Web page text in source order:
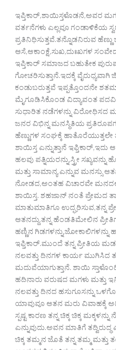
ಇಪ್ತಿಕಾರ್,ಶಾಯಿಸ್ತಳೊಡನೆ,ಅವರ
ವರ್ತನೆಗಳು ಎಲ್ಲವೂ ಗಂಡಾಳಿಕೆಯ
ಪ್ರತಿನಿಧಿಸುತ್ತವೆ.ತನ್ನೊಡನಿರುವ
ಆಸೆ,ಆಕಾಂಕ್ಷೆ,ಸುಖ,ದುಃಖಗಳ
ಇಪ್ತಿಕಾರ್ ಸಮಾಜದ ಬಹುತೇಕ
ಗೋಚರಿಸುತ್ತಾನೆ.ಇದಕ್ಕೆ
ಕಂಡುಬರುತ್ತವೆ ಇಪ್ಪತ್ತೊಂದನೇ
ಮೈಗೂಡಿಸಿಕೊಂಡ ವಿದ್ಯಾವಂತ
ಸುಧಾರಿತ ನಡೆಗಳನ್ನು ವಿರೋಧಿಸದ
ಜನರ ವಿಭಿನ್ನ ಮನಸ್ಥಿತಿಯ
ಹೆಣ್ಣುಗಳ ಸಂಘಕ್ಕೆ
ಶಾಯಿಸ್ತ ಎನ್ನುತ್ತಾನೆ
ಹಲವು ಪತ್ನಿಯರನ್ನು,ಸ್ತ್ರೀ
ಮತ್ತು ಸಾಮಾನ್ಯ ಎನ್ನುವ ಮನಸ್ಸು
ನೋಡದ,ಅಂತಹ ವಿಚಾರವೇ
ಶಾಯಿಸ್ತ. ಶಹಜಾನ್ ನಂತೆ ಪ್ರೇಮದ
ಮಾತುಮಾತಿಗೂ ಉದ್ಘರಿಸುವ,ತನ್ನ
ಆತನದ್ದು.ತನ್ನ ಹೆಂಡತಿಮೇಲಿನ
ಹಣ್ಣಿನ ಗಿಡಗಳನ್ನು,ಜೋಕಾಲಿಗಳನ್ನು
ಇಫ್ತಿಕಾರ್.ಮುಂದೆ ತನ್ನ ಪ್ರೀತಿಯ
ನಲವತ್ತು ದಿನಗಳ ಕಾರ್ಯ ಮುಗಿಸಿದ
ಮದುವೆಯಾಗುತ್ತಾನೆ. ಶಾಯಿ
ಹದಿನಾರು ವರುಷದ ಮಗಳು ಮತ್ತು
ನಲವತ್ತು ದಿನದ ಹಸುಗೂಸನ್ನು
ಯಾವುವೂ ಆತನ ಮರು ವಿವಾಹಕ್ಕೆ
ಸ್ಪಷ್ಟ ಕಾರಣ ತನ್ನ ಚಿಕ್ಕ ಚಿಕ್ಕ
ಎನ್ನುವುದು.ಅವನ ಮಾತಿಗೆ
ಚಿಕ್ಕ ತಮ್ಮನ ಜೊತೆ ತನ್ನ ತಮ್ಮ ಮತ್ತು